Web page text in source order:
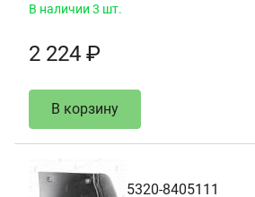
В наличии 3 шт.
2 224 ₽
В корзину
5320-8405111